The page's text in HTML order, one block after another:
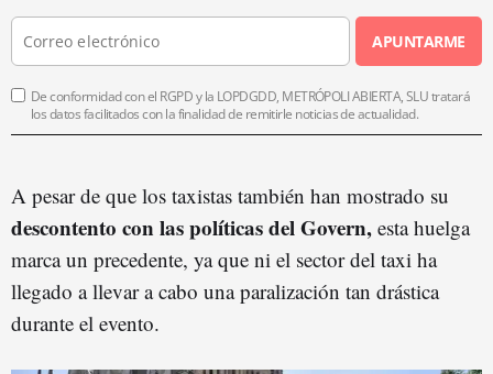
APUNTARME
De conformidad con el RGPD y la LOPDGDD, METRÓPOLI ABIERTA, SLU tratará
los datos facilitados con la finalidad de remitirle noticias de actualidad.
A pesar de que los taxistas también han mostrado su
descontento con las políticas del Govern, esta huelga
marca un precedente, ya que ni el sector del taxi ha
llegado a llevar a cabo una paralización tan drástica
durante el evento.